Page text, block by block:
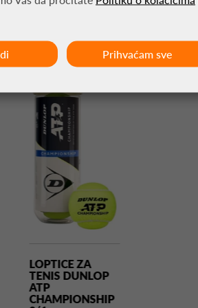
LOPTICE ZA
TENIS DUNLOP
ATP
CHAMPIONSHIP
Prihvaćam sve